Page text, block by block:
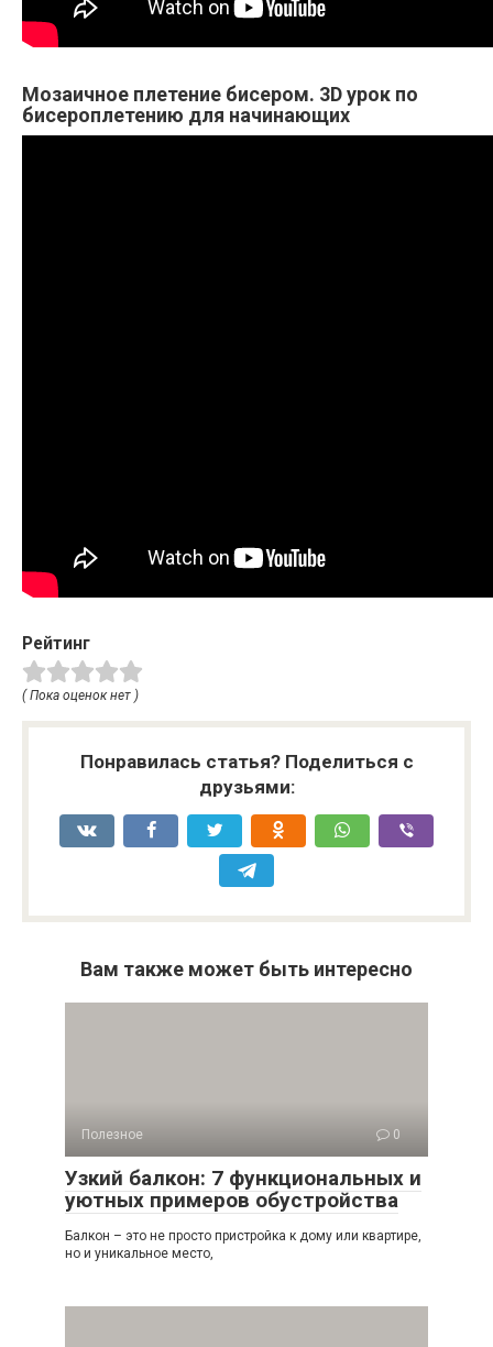
Мозаичное плетение бисером. 3D урок по
бисероплетению для начинающих
Рейтинг
( Пока оценок нет )
Понравилась статья? Поделиться с
друзьями:
Вам также может быть интересно
Полезное 0
Узкий балкон: 7 функциональных и
уютных примеров обустройства
Балкон – это не просто пристройка к дому или квартире,
но и уникальное место,